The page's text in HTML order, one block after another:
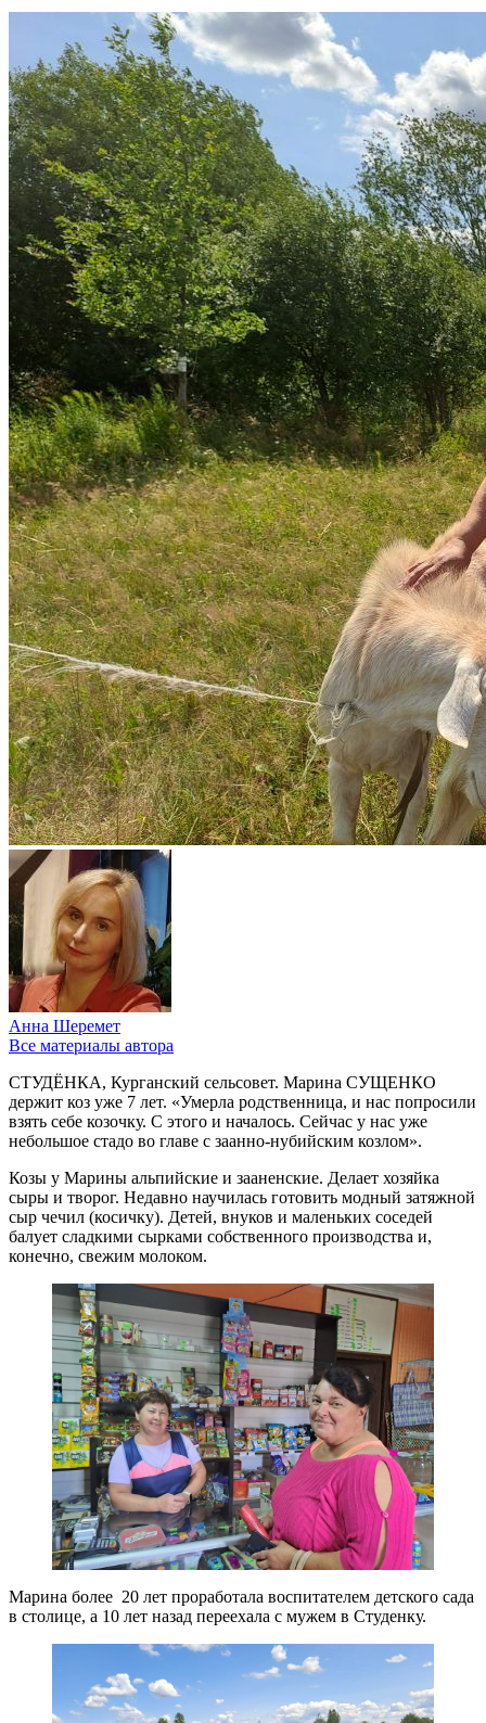
Анна Шеремет
Все материалы автора
СТУДЁНКА, Курганский сельсовет. Марина СУЩЕНКО
держит коз уже 7 лет. «Умерла родственница, и нас попросили
взять себе козочку. С этого и началось. Сейчас у нас уже
небольшое стадо во главе с заанно-нубийским козлом».
Козы у Марины альпийские и зааненские. Делает хозяйка
сыры и творог. Недавно научилась готовить модный затяжной
сыр чечил (косичку). Детей, внуков и маленьких соседей
балует сладкими сырками собственного производства и,
конечно, свежим молоком.
Марина более 20 лет проработала воспитателем детского сада
в столице, а 10 лет назад переехала с мужем в Студенку.